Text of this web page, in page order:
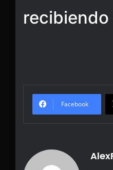
Facebook